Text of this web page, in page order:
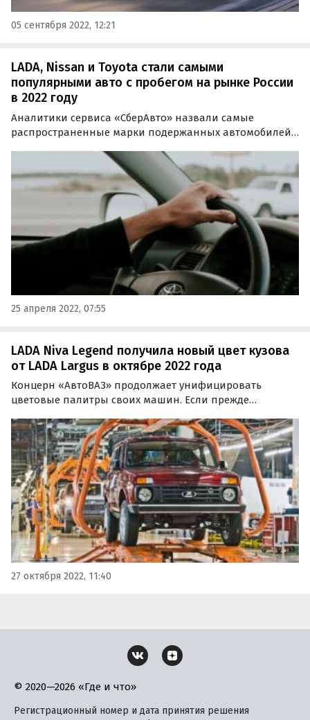
05 сентября 2022, 12:21
LADA, Nissan и Toyota стали самыми
популярными авто с пробегом на рынке России
в 2022 году
Аналитики сервиса «СберАвто» назвали самые
распространенные марки подержанных автомобилей
брендов вошли два японских автопроизводителя и
один российский. Об этом сообщают РИА «Новости».
25 апреля 2022, 07:55
LADA Niva Legend получила новый цвет кузова
от LADA Largus в октябре 2022 года
Концерн «АвтоВАЗ» продолжает унифицировать
цветовые палитры своих машин. Если прежде
«пары» в лице Niva Legend-Niva Travel и Granta-Vesta, то
теперь появилась еще одна – Niva Legend и Largus.
27 октября 2022, 11:40
© 2020—2026 «Где и что»
Регистрационный номер и дата принятия решения